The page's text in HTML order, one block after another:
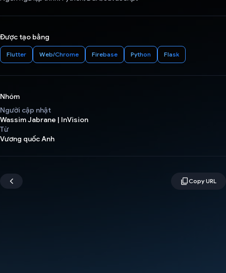
Được tạo bằng
Flutter Web/Chrome Firebase Python Flask
Nhóm
Người cập nhật
Wassim Jabrane | InVision
Từ
Vương quốc Anh